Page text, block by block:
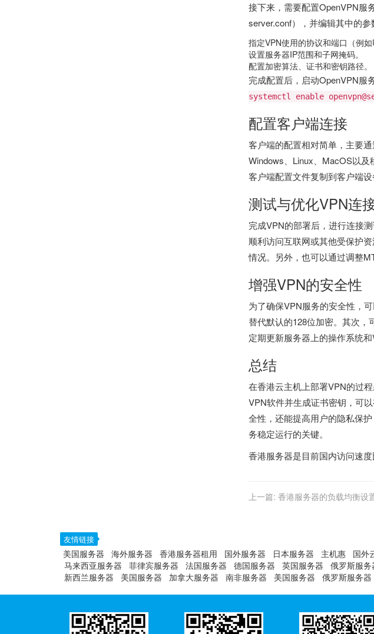
接下来，需要配置OpenVPN服
server.conf），并编辑其中的参
指定VPN使用的协议和端口（例如
设置服务器IP范围和子网掩码。
配置加密算法、证书和密钥路径。
完成配置后，启动OpenVPN服
systemctl enable
配置客户端连接
客户端的配置相对简单，主要
Windows、Linux、MacOS以
客户端配置文件复制到客户端
测试与优化VPN连
完成VPN的部署后，进行连接
顺利访问互联网或其他受保护
情况。另外，也可以通过调整
增强VPN的安全性
为了确保VPN服务的安全性，
替代默认的128位加密。其次
定期更新服务器上的操作系统
总结
在香港云主机 上部署VPN的过
VPN软件并生成证书密钥，可
全性，还能提高用户的隐私保
务稳定运行的关键。
香港服务器是目前国内访问速度
上一篇: 香港服务器的负载均衡设
友情链接
美国服务器 海外服务器 香港服务器租用 国外服务器 日本服务器 主机惠 国外
马来西亚服务器
菲律宾服务器 法国服务器 德国服务器 英国服务器 俄罗斯服务
新西兰服务器
美国服务器 加拿大服务器 南非服务器 美国服务器 俄罗斯服务器